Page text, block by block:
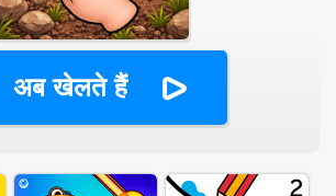
अब खेलते हैं